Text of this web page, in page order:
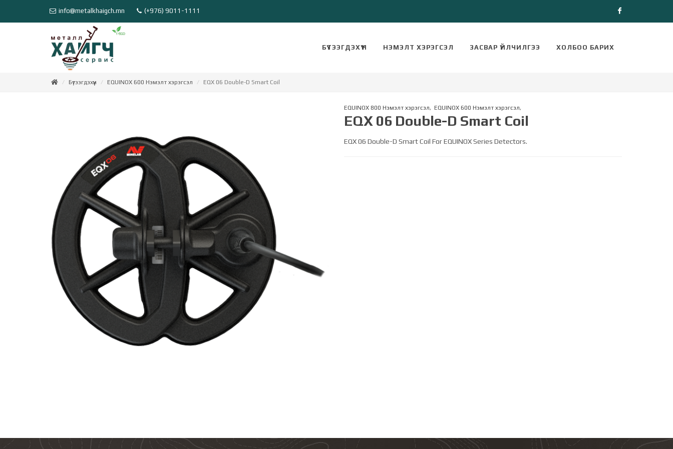
info@metalkhaigch.mn (+976) 9011-1111
БҮТЭЭГДЭХҮҮН
НЭМЭЛТ ХЭРЭГСЭЛ ЗАСВАР ҮЙЛЧИЛГЭЭ ХОЛБОО БАРИХ
Бүтээгдэхүүн EQUINOX 600 Нэмэлт хэрэгсэл EQX 06 Double-D Smart Coil
EQUINOX 800 Нэмэлт хэрэгсэл, EQUINOX 600 Нэмэлт хэрэгсэл,
EQX 06 Double-D Smart Coil
EQX 06 Double-D Smart Coil For EQUINOX Series Detectors.